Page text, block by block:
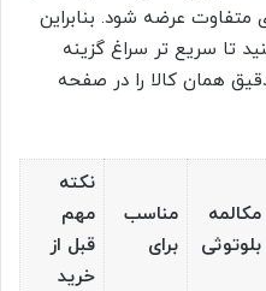
متفاوت عرضه شود. بنابراین
تا سریع تر سراغ گزینه
همان کالا را در صفحه
مکالمه
بلوتوثی
مناسب
برای
نکته
مهم
قبل از
خرید